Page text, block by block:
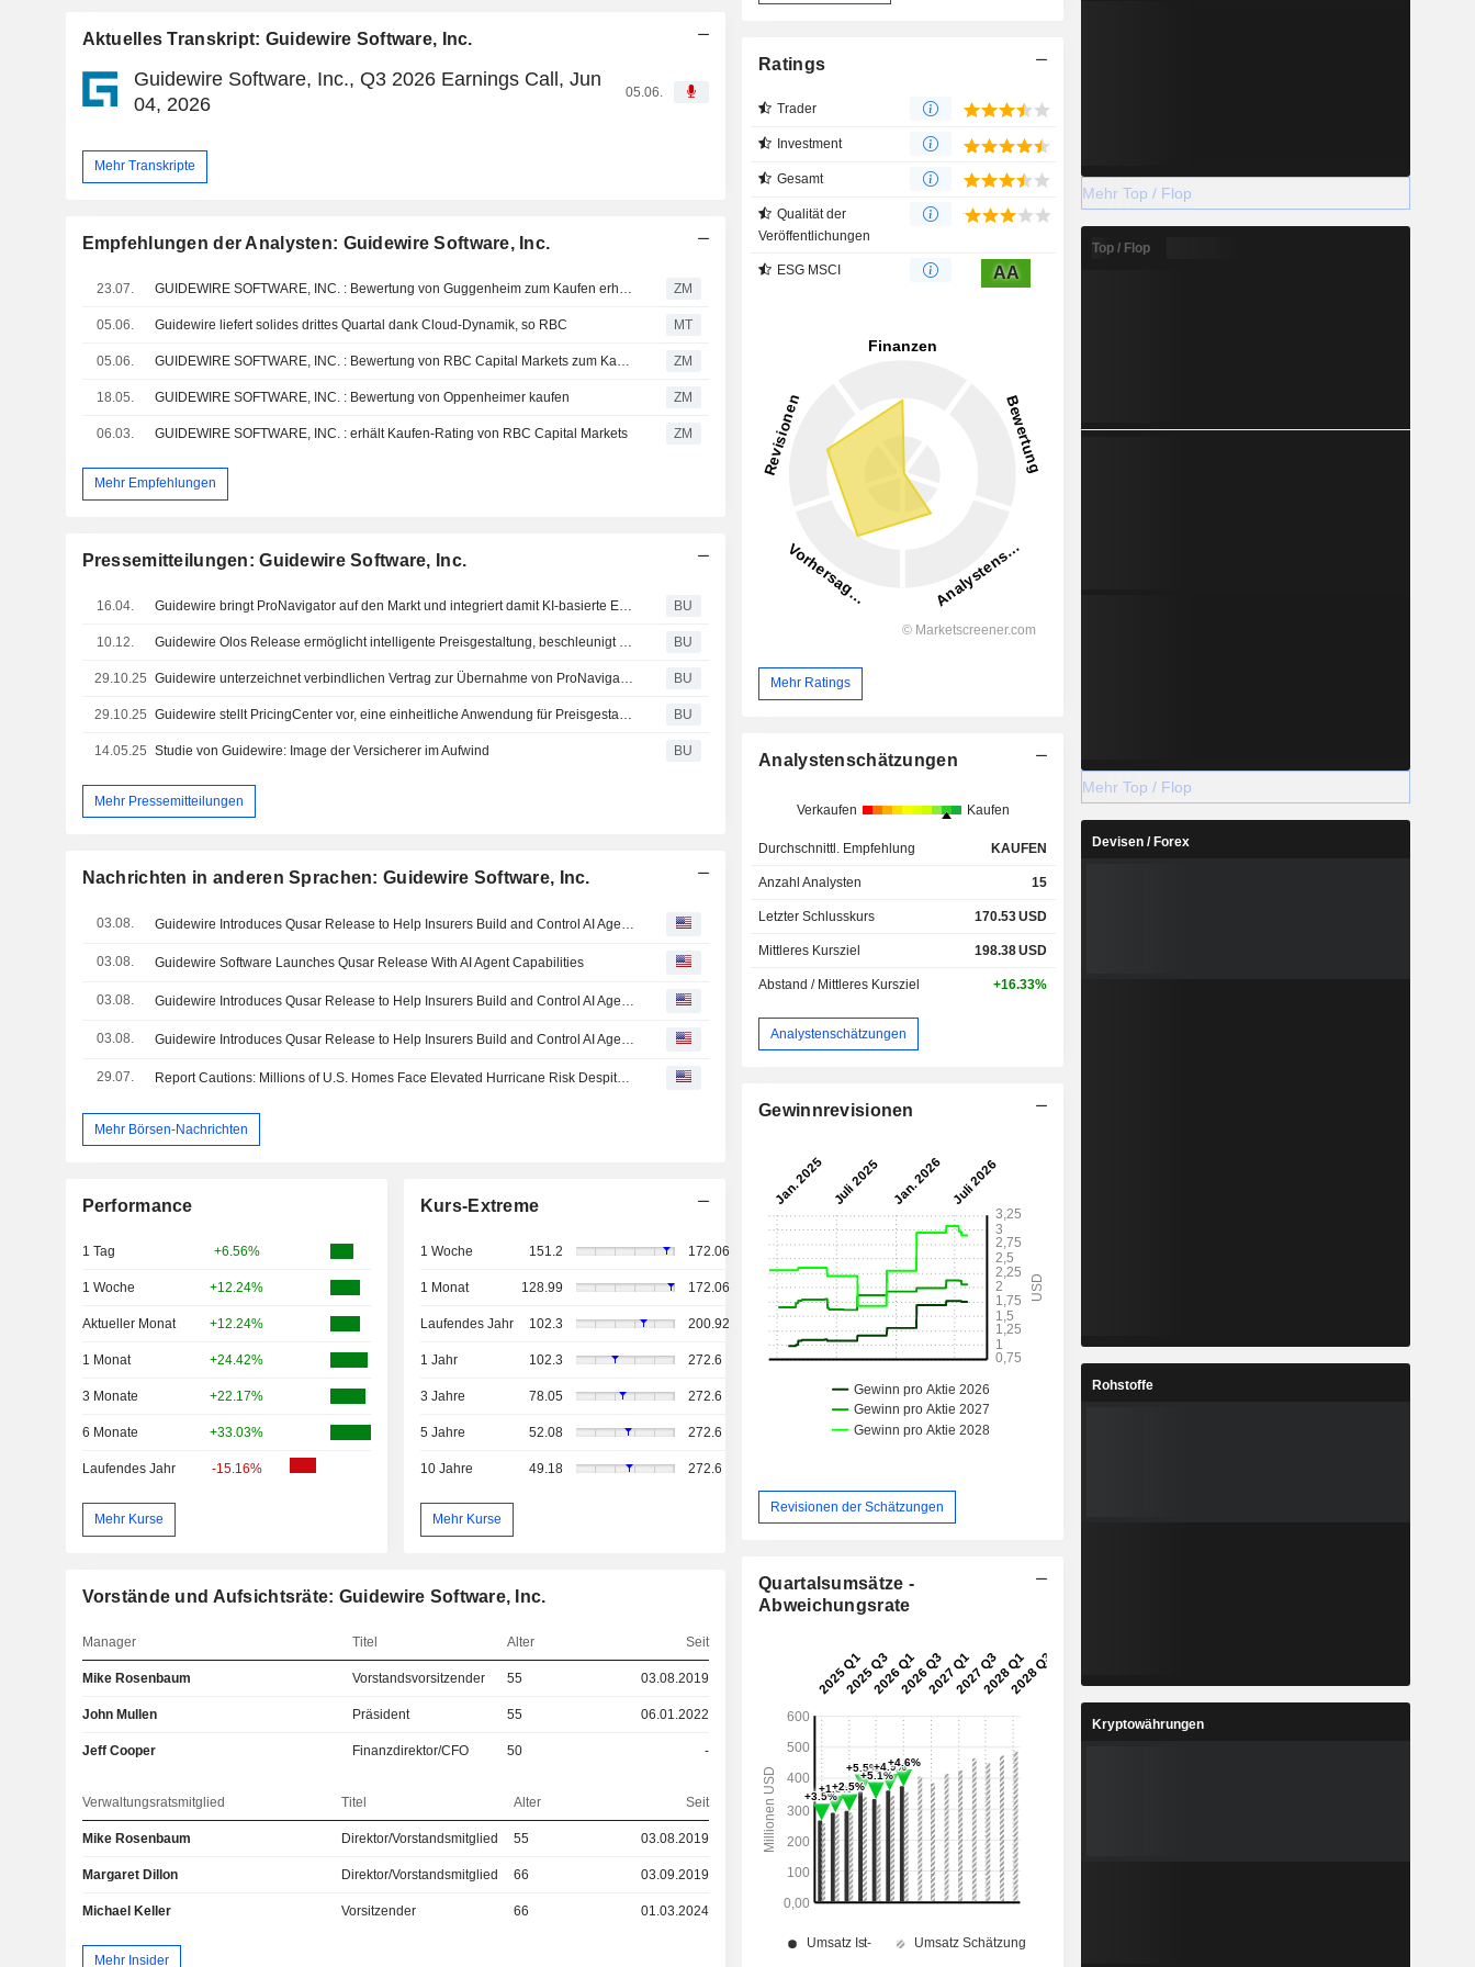
Aktuelles Transkript: Guidewire Software, Inc.
Guidewire Software, Inc., Q3 2026 Earnings Call, Jun
04, 2026
05.06.
Mehr Transkripte
Empfehlungen der Analysten: Guidewire Software, Inc.
23.07. ZM
05.06. Guidewire liefert solides drittes Quartal dank Cloud-Dynamik, so RBC MT
05.06. ZM
18.05. GUIDEWIRE SOFTWARE, INC. : Bewertung von Oppenheimer kaufen ZM
06.03. GUIDEWIRE SOFTWARE, INC. : erhält Kaufen-Rating von RBC Capital Markets ZM
Mehr Empfehlungen
Pressemitteilungen: Guidewire Software, Inc.
16.04. Guidewire bringt ProNavigator auf den Markt und integriert damit KI-basierte Expertenerkenntnisse in Versicherungs-Workflows BU
10.12. Guidewire Olos Release ermöglicht intelligente Preisgestaltung, beschleunigt Tarifänderungen und verbessert die Leistung im Bereich der Arbeitsunfallversicherung BU
29.10.25 Guidewire unterzeichnet verbindlichen Vertrag zur Übernahme von ProNavigator BU
29.10.25 Guidewire stellt PricingCenter vor, eine einheitliche Anwendung für Preisgestaltung und Rating, die die Produktinnovation für Schaden- und Unfallversicherer beschleunigt BU
14.05.25 Studie von Guidewire: Image der Versicherer im Aufwind BU
Mehr Pressemitteilungen
Nachrichten in anderen Sprachen: Guidewire Software, Inc.
03.08. Guidewire Introduces Qusar Release to Help Insurers Build and Control AI Agents
03.08. Guidewire Software Launches Qusar Release With AI Agent Capabilities
03.08. Guidewire Introduces Qusar Release to Help Insurers Build and Control AI Agents
03.08. Guidewire Introduces Qusar Release to Help Insurers Build and Control AI Agents
29.07. Report Cautions: Millions of U.S. Homes Face Elevated Hurricane Risk Despite Expectations for a Quieter 2026 Season
Mehr Börsen-Nachrichten
Performance
1 Tag +6.56%
1 Woche +12.24%
Aktueller Monat +12.24%
1 Monat +24.42%
3 Monate +22.17%
6 Monate +33.03%
Laufendes Jahr -15.16%
Mehr Kurse
Kurs-Extreme
1 Woche 151.2 172.06
1 Monat 128.99 172.06
Laufendes Jahr 102.3 200.92
1 Jahr 102.3 272.6
3 Jahre 78.05 272.6
5 Jahre 52.08 272.6
10 Jahre 49.18 272.6
Mehr Kurse
Vorstände und Aufsichtsräte: Guidewire Software, Inc.
Manager Titel Alter Seit
Mike Rosenbaum Vorstandsvorsitzender 55 03.08.2019
John Mullen Präsident 55 06.01.2022
Jeff Cooper Finanzdirektor/CFO 50 -
Verwaltungsratsmitglied Titel Alter Seit
Mike Rosenbaum Direktor/Vorstandsmitglied 55 03.08.2019
Margaret Dillon Direktor/Vorstandsmitglied 66 03.09.2019
Michael Keller Vorsitzender 66 01.03.2024
Mehr Insider
Ratings
Trader
Investment
Gesamt
Qualität der
Veröffentlichungen
ESG MSCI AA
Mehr Ratings
Analystenschätzungen
Verkaufen Kaufen
Durchschnittl. Empfehlung KAUFEN
Anzahl Analysten 15
Letzter Schlusskurs 170.53USD
Mittleres Kursziel 198.38USD
Abstand / Mittleres Kursziel +16.33%
Analystenschätzungen
Gewinnrevisionen
Revisionen der Schätzungen
Quartalsumsätze -
Abweichungsrate
Mehr Top / Flop
Top / Flop
Mehr Top / Flop
Devisen / Forex
Rohstoffe
Kryptowährungen